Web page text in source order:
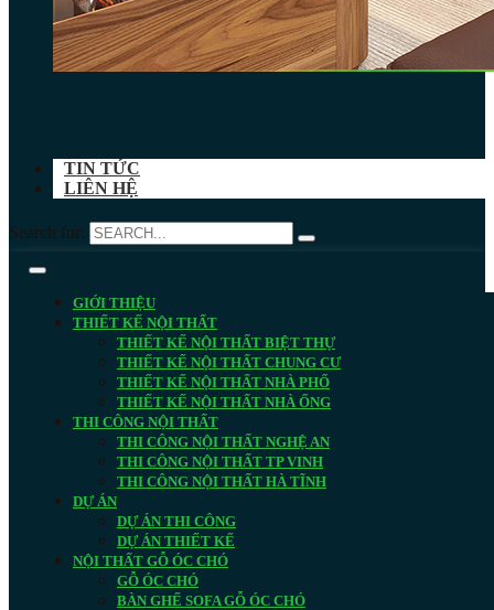
TIN TỨC
LIÊN HỆ
Search for:
GIỚI THIỆU
THIẾT KẾ NỘI THẤT
THIẾT KẾ NỘI THẤT BIỆT THỰ
THIẾT KẾ NỘI THẤT CHUNG CƯ
THIẾT KẾ NỘI THẤT NHÀ PHỐ
THIẾT KẾ NỘI THẤT NHÀ ỐNG
THI CÔNG NỘI THẤT
THI CÔNG NỘI THẤT NGHỆ AN
THI CÔNG NỘI THẤT TP VINH
THI CÔNG NỘI THẤT HÀ TĨNH
DỰ ÁN
DỰ ÁN THI CÔNG
DỰ ÁN THIẾT KẾ
NỘI THẤT GỖ ÓC CHÓ
GỖ ÓC CHÓ
BÀN GHẾ SOFA GỖ ÓC CHÓ